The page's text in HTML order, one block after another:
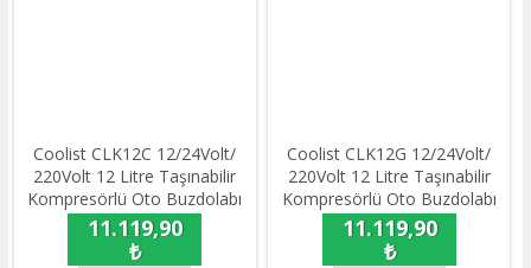
Coolist CLK12C 12/24Volt/
220Volt 12 Litre Taşınabilir
Kompresörlü Oto Buzdolabı
11.119,90
₺
Coolist CLK12G 12/24Volt/
220Volt 12 Litre Taşınabilir
Kompresörlü Oto Buzdolabı
11.119,90
₺